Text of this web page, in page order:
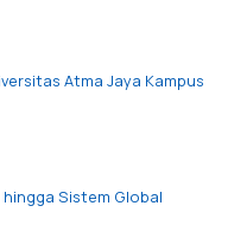
Atma Jaya Kampus
hingga Sistem Global